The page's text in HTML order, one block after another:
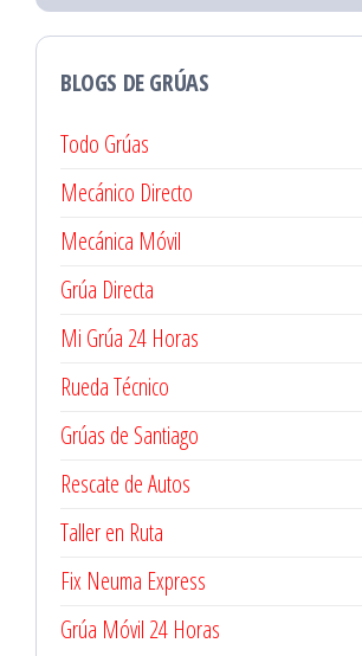
BLOGS DE GRÚAS
Todo Grúas
Mecánico Directo
Mecánica Móvil
Grúa Directa
Mi Grúa 24 Horas
Rueda Técnico
Grúas de Santiago
Rescate de Autos
Taller en Ruta
Fix Neuma Express
Grúa Móvil 24 Horas